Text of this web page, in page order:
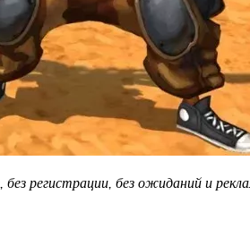
регистрации, без ожиданий и